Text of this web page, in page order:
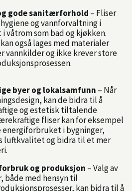
gode sanitærforhold – Fliser
og vannforvaltning i
våtrom som bad og kjøkken.
også lages med materialer
vannkilder og ikke krever store
byer og lokalsamfunn – Når
kan de bidra til å
og estetisk tiltalende
fliser kan for eksempel
energiforbruket i bygninger,
luftkvalitet og bidra til et mer
og produksjon – Valg av
både med hensyn til
kan bidra til å